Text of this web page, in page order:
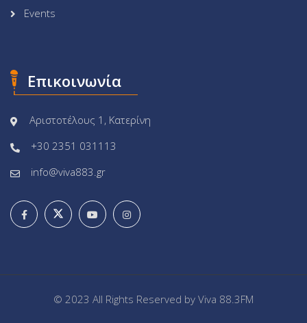
Events
Επικοινωνία
Αριστοτέλους 1, Κατερίνη
+30 2351 031113
info@viva883.gr
© 2023 All Rights Reserved by Viva 88.3FM